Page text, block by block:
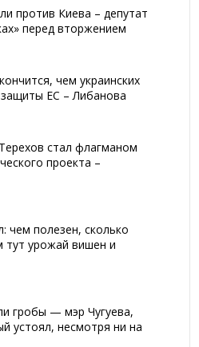
против Киева – депутат
перед вторжением
чем украинских
ЕС – Либанова
стал флагманом
проекта –
чем полезен, сколько
тут урожай вишен и
гробы — мэр Чугуева,
устоял, несмотря ни на